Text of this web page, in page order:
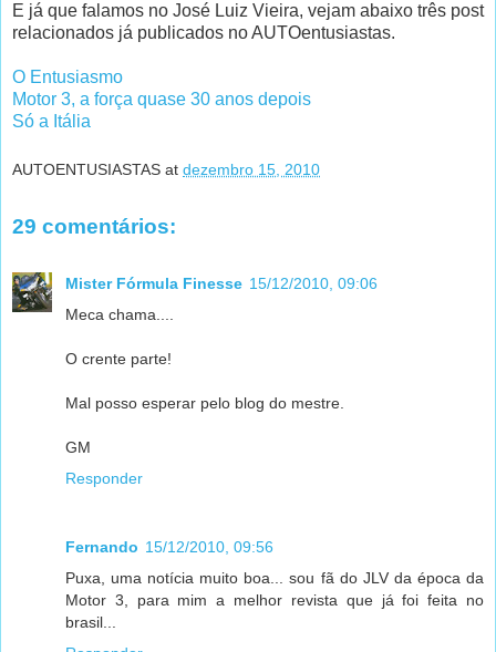
E já que falamos no José Luiz Vieira, vejam abaixo três post
relacionados já publicados no AUTOentusiastas.
O Entusiasmo
Motor 3, a força quase 30 anos depois
Só a Itália
AUTOENTUSIASTAS at dezembro 15, 2010
29 comentários:
Mister Fórmula Finesse 15/12/2010, 09:06
Meca chama....
O crente parte!
Mal posso esperar pelo blog do mestre.
GM
Responder
Fernando 15/12/2010, 09:56
Puxa, uma notícia muito boa... sou fã do JLV da época da
Motor 3, para mim a melhor revista que já foi feita no
brasil...